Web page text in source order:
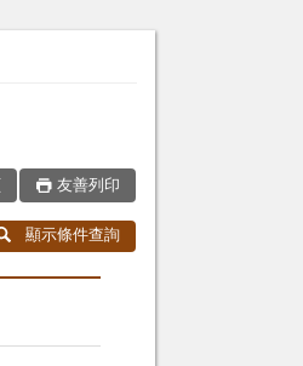
友善列印
顯示條件查詢